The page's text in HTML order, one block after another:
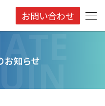
お問い合わせ
お知らせ